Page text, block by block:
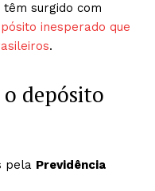
surgido com
inesperado que
.
depósito
pela Previdência